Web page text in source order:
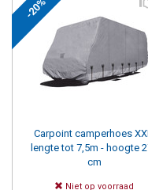
-20%
Carpoint camperhoes
lengte tot 7,5m - hoogte
cm
Niet op voorraad